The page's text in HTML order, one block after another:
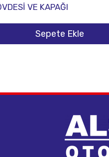
VE KAPAĞI
Sepete Ekle